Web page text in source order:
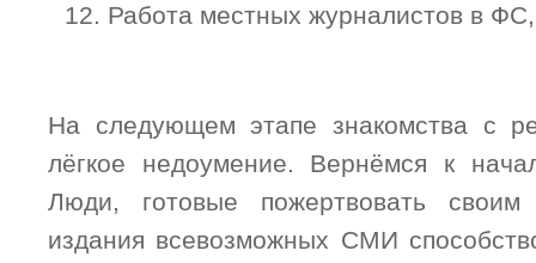
Работа местных журналистов в
На следующем этапе знакомства с
лёгкое недоумение. Вернёмся к
Люди, готовые пожертвовать
издания всевозможных СМИ